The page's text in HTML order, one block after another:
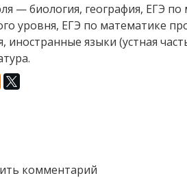
— биология, география, ЕГЭ по
уровня, ЕГЭ по математике
иностранные языки (устная
комментарий